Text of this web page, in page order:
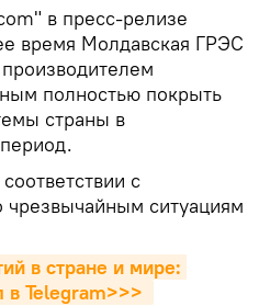
в пресс-релизе
время Молдавская ГРЭС
полностью покрыть
страны в
с
ситуациям
в стране и мире:
в Telegram>>>